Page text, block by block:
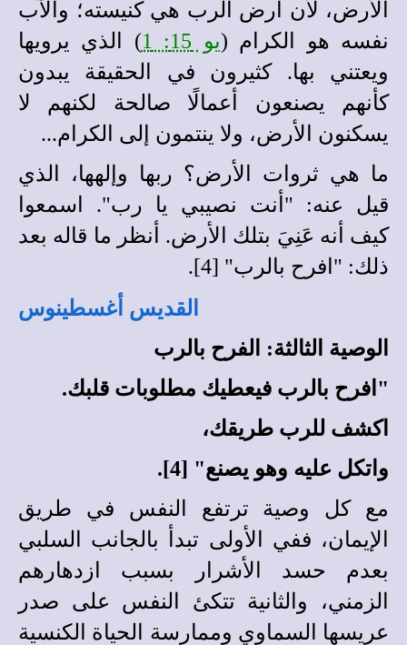
الأرض، لأن أرض الرب هي كنيسته؛ والآب
نفسه هو الكرام (يو 15: 1 ) الذي يرويها
ويعتني بها. كثيرون في الحقيقة يبدون
كأنهم يصنعون أعمالًا صالحة لكنهم لا
يسكنون الأرض، ولا ينتمون إلى الكرام...
ما هي ثروات الأرض؟ ربها وإلهها، الذي
قيل عنه: "أنت نصيبي يا رب". اسمعوا
كيف أنه عَنِيَ بتلك الأرض. أنظر ما قاله بعد
ذلك: "افرح بالرب" [4].
القديس أغسطينوس
الوصية الثالثة: الفرح بالرب
"افرح بالرب فيعطيك مطلوبات قلبك.
اكشف للرب طريقك،
واتكل عليه وهو يصنع" [4].
مع كل وصية ترتفع النفس في طريق
الإيمان، ففي الأولى تبدأ بالجانب السلبي
بعدم حسد الأشرار بسبب ازدهارهم
الزمني، والثانية تتكئ النفس على صدر
عريسها السماوي وممارسة الحياة الكنسية